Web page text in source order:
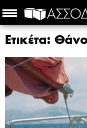
Ετικέτα: